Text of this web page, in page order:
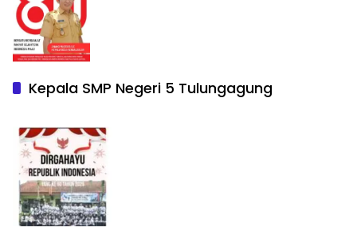
Kepala SMP Negeri 5 Tulungagung